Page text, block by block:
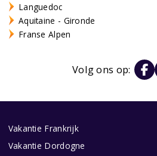
Languedoc
Aquitaine - Gironde
Franse Alpen
Volg ons op:
Vakantie Frankrijk
Vakantie Dordogne